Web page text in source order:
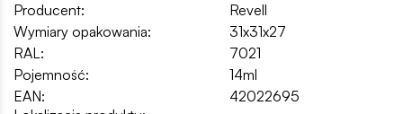
Producent:
Revell
Wymiary opakowania:
31x31x27
RAL:
7021
Pojemność:
14ml
EAN:
42022695